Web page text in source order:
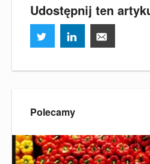
Udostępnij ten
Polecamy